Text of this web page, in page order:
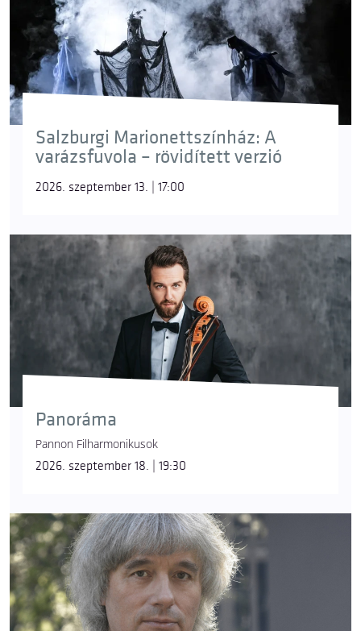
Salzburgi Marionettszínház: A
varázsfuvola – rövidített verzió
2026. szeptember 13. | 17:00
Panoráma
Pannon Filharmonikusok
2026. szeptember 18. | 19:30